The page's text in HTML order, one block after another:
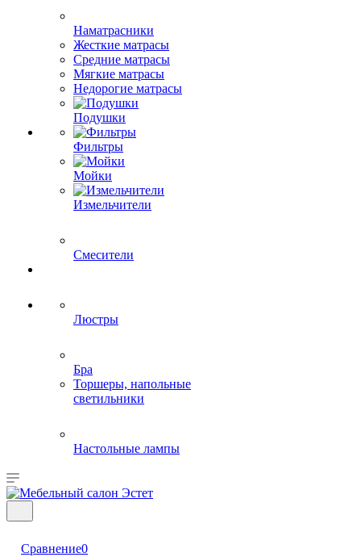
Наматрасники
Жесткие матрасы
Средние матрасы
Мягкие матрасы
Недорогие матрасы
Подушки
Фильтры
Мойки
Измельчители
Смесители
Люстры
Бра
Торшеры, напольные
светильники
Настольные лампы
Сравнение0